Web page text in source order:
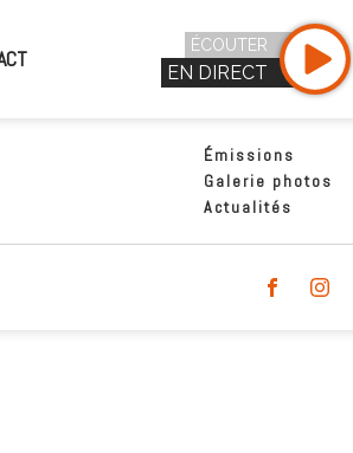
ÉCOUTER
EN DIRECT
Émissions
Galerie photos
Actualités